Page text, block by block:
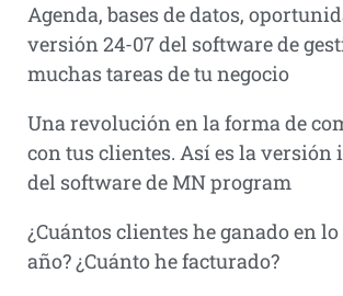
Agenda, bases de datos,
versión 24-07 del software de
muchas tareas de tu negocio
Una revolución en la forma de
con tus clientes. Así es la versión
del software de MN program
¿Cuántos clientes he ganado en lo
año? ¿Cuánto he facturado?